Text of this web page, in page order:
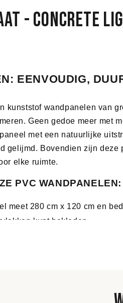
- CONCRETE
EENVOUDIG,
kunststof wandpanelen van
Geen gedoe meer met
met een natuurlijke
gelijmd. Bovendien zijn deze
elke ruimte.
PVC WANDPANELEN:
meet 280 cm x 120 cm en
kunt bekleden.